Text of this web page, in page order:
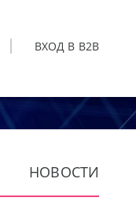
ВХОД В B2B
НОВОСТИ